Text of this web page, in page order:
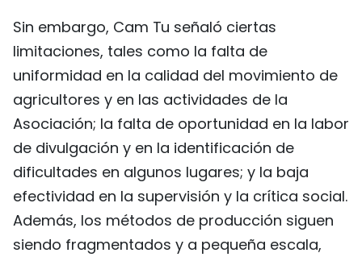
Sin embargo, Cam Tu señaló ciertas
limitaciones, tales como la falta de
uniformidad en la calidad del movimiento de
agricultores y en las actividades de la
Asociación; la falta de oportunidad en la labor
de divulgación y en la identificación de
dificultades en algunos lugares; y la baja
efectividad en la supervisión y la crítica social.
Además, los métodos de producción siguen
siendo fragmentados y a pequeña escala,